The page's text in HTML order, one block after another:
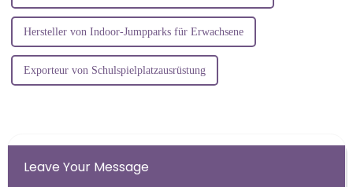
Hersteller von Indoor-Jumpparks für Erwachsene
Exporteur von Schulspielplatzausrüstung
Leave Your Message